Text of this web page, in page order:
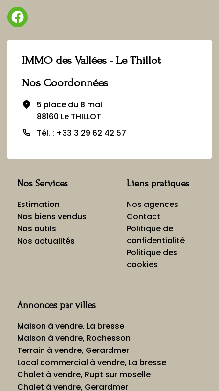
IMMO des Vallées - Le Thillot
Nos Coordonnées
5 place du 8 mai
88160 Le THILLOT
Tél. : +33 3 29 62 42 57
Nos Services
Estimation
Nos biens vendus
Nos outils
Nos actualités
Liens pratiques
Nos agences
Contact
Politique de
confidentialité
Politique des
cookies
Annonces par villes
Maison à vendre, La bresse
Maison à vendre, Rochesson
Terrain à vendre, Gerardmer
Local commercial à vendre, La bresse
Chalet à vendre, Rupt sur moselle
Chalet à vendre, Gerardmer